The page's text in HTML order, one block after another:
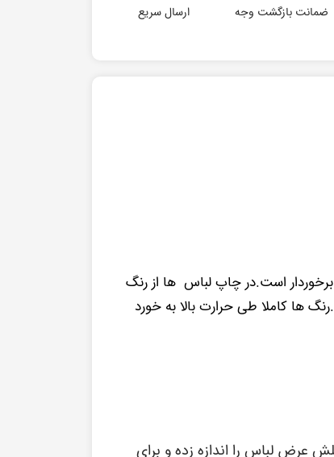
ضمانت بازگشت وجه ارسال سریع
است.در چاپ لباس ها از رنگ
ها کاملا طی حرارت بالا به خورد
عرض لباس را اندازه زده و برای